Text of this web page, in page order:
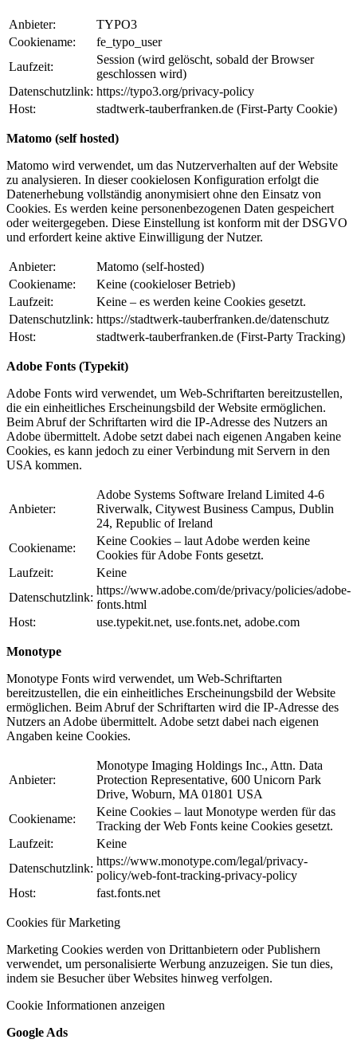
Anbieter:
TYPO3
Cookiename:
fe_typo_user
Laufzeit:
Session (wird gelöscht, sobald der Browser
geschlossen wird)
Datenschutzlink: https://typo3.org/privacy-policy
Host:
stadtwerk-tauberfranken.de (First-Party Cookie)
Matomo (self hosted)
Matomo wird verwendet, um das Nutzerverhalten auf der Website
zu analysieren. In dieser cookielosen Konfiguration erfolgt die
Datenerhebung vollständig anonymisiert ohne den Einsatz von
Cookies. Es werden keine personenbezogenen Daten gespeichert
oder weitergegeben. Diese Einstellung ist konform mit der DSGVO
und erfordert keine aktive Einwilligung der Nutzer.
Anbieter:
Matomo (self-hosted)
Cookiename:
Keine (cookieloser Betrieb)
Laufzeit:
Keine – es werden keine Cookies gesetzt.
Datenschutzlink: https://stadtwerk-tauberfranken.de/datenschutz
Host:
stadtwerk-tauberfranken.de (First-Party Tracking)
Adobe Fonts (Typekit)
Adobe Fonts wird verwendet, um Web-Schriftarten bereitzustellen,
die ein einheitliches Erscheinungsbild der Website ermöglichen.
Beim Abruf der Schriftarten wird die IP-Adresse des Nutzers an
Adobe übermittelt. Adobe setzt dabei nach eigenen Angaben keine
Cookies, es kann jedoch zu einer Verbindung mit Servern in den
USA kommen.
Anbieter:
Adobe Systems Software Ireland Limited 4-6
Riverwalk, Citywest Business Campus, Dublin
24, Republic of Ireland
Cookiename:
Keine Cookies – laut Adobe werden keine
Cookies für Adobe Fonts gesetzt.
Laufzeit:
Keine
Datenschutzlink:
https://www.adobe.com/de/privacy/policies/adobe-
fonts.html
Host:
use.typekit.net, use.fonts.net, adobe.com
Monotype
Monotype Fonts wird verwendet, um Web-Schriftarten
bereitzustellen, die ein einheitliches Erscheinungsbild der Website
ermöglichen. Beim Abruf der Schriftarten wird die IP-Adresse des
Nutzers an Adobe übermittelt. Adobe setzt dabei nach eigenen
Angaben keine Cookies.
Anbieter:
Monotype Imaging Holdings Inc., Attn. Data
Protection Representative, 600 Unicorn Park
Drive, Woburn, MA 01801 USA
Cookiename:
Keine Cookies – laut Monotype werden für das
Tracking der Web Fonts keine Cookies gesetzt.
Laufzeit:
Keine
Datenschutzlink:
https://www.monotype.com/legal/privacy-
policy/web-font-tracking-privacy-policy
Host:
fast.fonts.net
Cookies für Marketing
Marketing Cookies werden von Drittanbietern oder Publishern
verwendet, um personalisierte Werbung anzuzeigen. Sie tun dies,
indem sie Besucher über Websites hinweg verfolgen.
Cookie Informationen anzeigen
Google Ads